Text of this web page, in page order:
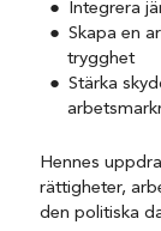
Integrera
Skapa en
trygghet
Stärka
Hennes
rättigheter,
den politiska